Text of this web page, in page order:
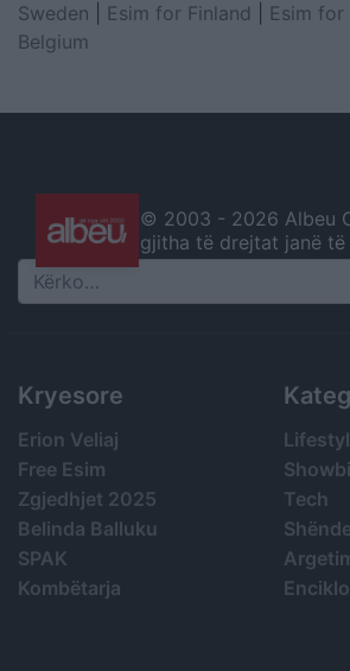
Sweden
Esim for Finland Esim
Belgium
© 2003 - 2026 Albeu
gjitha të drejtat janë të
Search
Kryesore
Erion Veliaj
Free Esim
Zgjedhjet 2025
Belinda Balluku
SPAK
Kombëtarja
Tech